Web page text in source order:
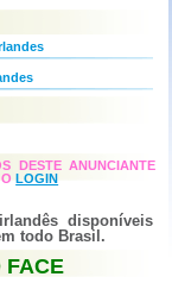
DESTE ANUNCIANTE
OLOGIN
disponíveis
todo Brasil.
FACE